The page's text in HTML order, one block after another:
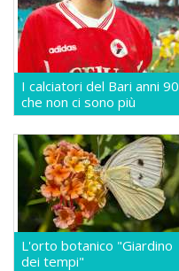
I calciatori del Bari anni 90
che non ci sono più
L'orto botanico "Giardino
dei tempi"